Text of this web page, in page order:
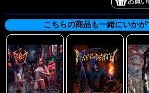
こちらの商品も一緒にいかが